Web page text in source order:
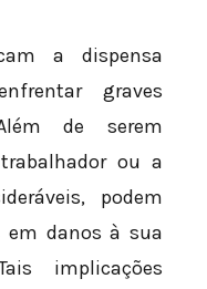
a dispensa
graves
de serem
ou a
podem
em danos à sua
implicações